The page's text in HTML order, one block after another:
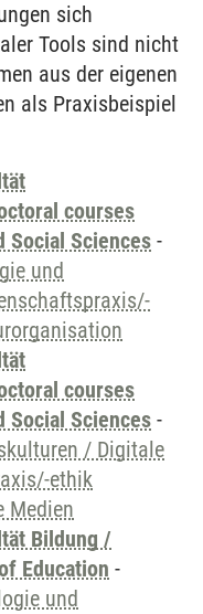
sich
Tools sind nicht
aus der eigenen
als Praxisbeispiel
courses
Social Sciences -
und
courses
Social Sciences -
/ Digitale
ethik
Medien
Bildung /
Education -
und